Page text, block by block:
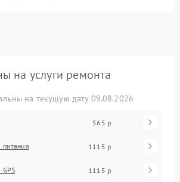
на услуги ремонта
на текущую дату 09.08.2026
565 р
1115 р
1115 р